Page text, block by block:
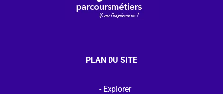
PLAN DU SITE
Explorer